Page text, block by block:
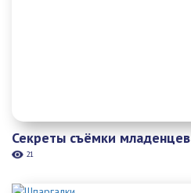
Секреты съёмки младенцев
21